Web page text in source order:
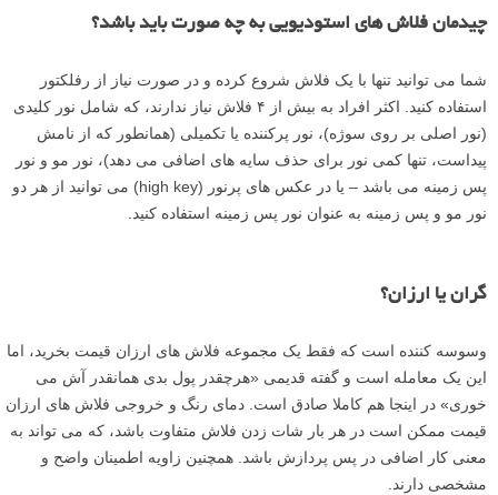
چیدمان فلاش های استودیویی به چه صورت باید باشد؟
شما می توانید تنها با یک فلاش شروع کرده و در صورت نیاز از رفلکتور
استفاده کنید. اکثر افراد به بیش از ۴ فلاش نیاز ندارند، که شامل نور کلیدی
(نور اصلی بر روی سوژه)، نور پرکننده یا تکمیلی (همانطور که از نامش
پیداست، تنها کمی نور برای حذف سایه های اضافی می دهد)، نور مو و نور
پس زمینه می باشد – یا در عکس های پرنور (high key) می توانید از هر دو
نور مو و پس زمینه به عنوان نور پس زمینه استفاده کنید.
گران یا ارزان؟
وسوسه کننده است که فقط یک مجموعه فلاش های ارزان قیمت بخرید، اما
این یک معامله است و گفته قدیمی «هرچقدر پول بدی همانقدر آش می
خوری» در اینجا هم کاملا صادق است. دمای رنگ و خروجی فلاش های ارزان
قیمت ممکن است در هر بار شات زدن فلاش متفاوت باشد، که می تواند به
معنی کار اضافی در پس پردازش باشد. همچنین زاویه اطمینان واضح و
مشخصی دارند.